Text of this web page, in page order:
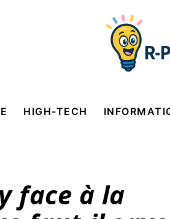
HIGH-TECH
face à la